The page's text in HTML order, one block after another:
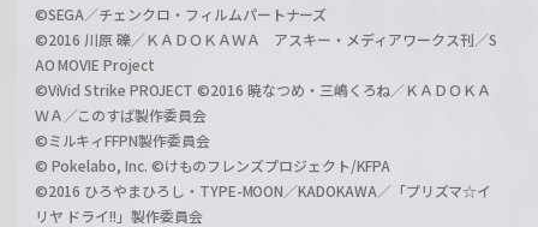
©SEGA／チェンクロ・フィルムパートナーズ
©2016 川原 礫／ＫＡＤＯＫＡＷＡ アスキー・メディアワークス刊／S
AO MOVIE Project
©ViVid Strike PROJECT ©2016 暁なつめ・三嶋くろね／ＫＡＤＯＫＡ
ＷＡ／このすば製作委員会
©ミルキィFFPN製作委員会
© Pokelabo, Inc. ©けものフレンズプロジェクト/KFPA
©2016 ひろやまひろし・TYPE-MOON／KADOKAWA／「プリズマ☆イ
リヤ ドライ!!」製作委員会